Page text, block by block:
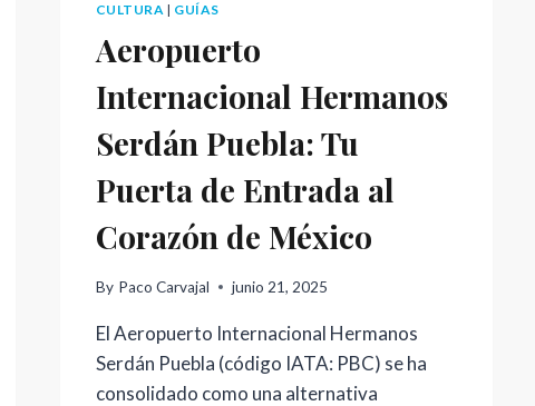
CULTURA| GUÍAS
Aeropuerto
Internacional Hermanos
Serdán Puebla: Tu
Puerta de Entrada al
Corazón de México
By Paco Carvajal junio 21, 2025
El Aeropuerto Internacional Hermanos
Serdán Puebla (código IATA: PBC) se ha
consolidado como una alternativa